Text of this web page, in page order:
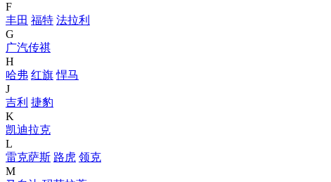
F
丰田 福特 法拉利
G
广汽传祺
H
哈弗 红旗 悍马
J
吉利 捷豹
K
凯迪拉克
L
雷克萨斯 路虎 领克
M